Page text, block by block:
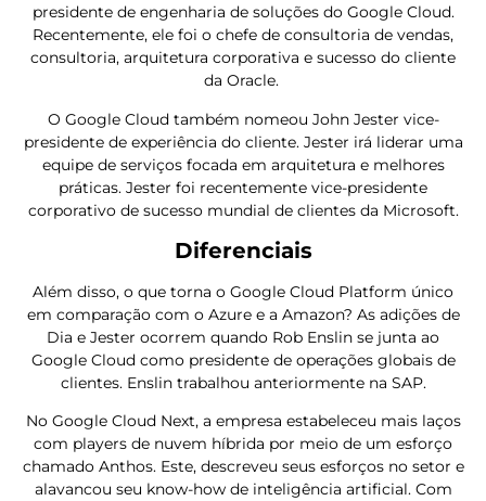
presidente de engenharia de soluções do Google Cloud.
Recentemente, ele foi o chefe de consultoria de vendas,
consultoria, arquitetura corporativa e sucesso do cliente
da Oracle.
O Google Cloud também nomeou John Jester vice-
presidente de experiência do cliente. Jester irá liderar uma
equipe de serviços focada em arquitetura e melhores
práticas. Jester foi recentemente vice-presidente
corporativo de sucesso mundial de clientes da Microsoft.
Diferenciais
Além disso, o que torna o Google Cloud Platform único
em comparação com o Azure e a Amazon? As adições de
Dia e Jester ocorrem quando Rob Enslin se junta ao
Google Cloud como presidente de operações globais de
clientes. Enslin trabalhou anteriormente na SAP.
No Google Cloud Next, a empresa estabeleceu mais laços
com players de nuvem híbrida por meio de um esforço
chamado Anthos. Este, descreveu seus esforços no setor e
alavancou seu know-how de inteligência artificial. Com